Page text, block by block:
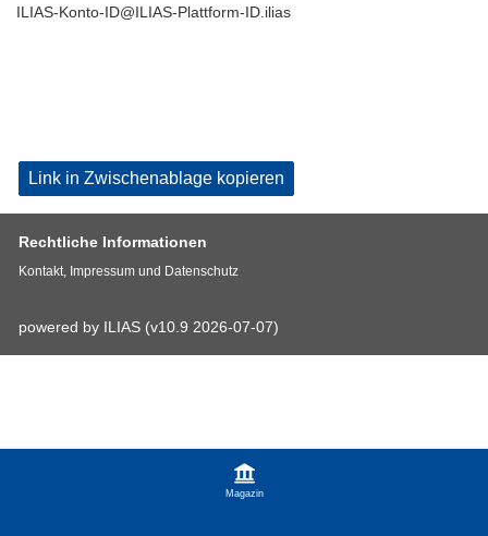
Magazin
ILIAS-Konto-ID@ILIAS-Plattform-ID.ilias
Link in Zwischenablage kopieren
Rechtliche Informationen
Kontakt, Impressum und Datenschutz
powered by ILIAS (v10.9 2026-07-07)